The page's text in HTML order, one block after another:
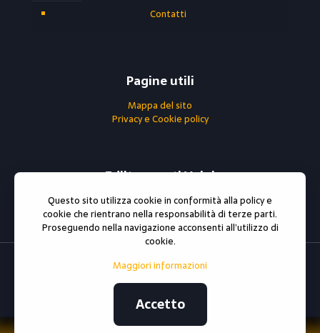
Contatti
Pagine utili
Mappa del sito
Privacy e Cookie policy
Ediltrasporti Volpi
0296790302
Partita iva : 06738810966
© 2021 All rights reservedediltrasportivolpi.it
posizionamento realizzato dall'Agenzia web Milano
Revolution Milano.
Privacy e cookie policy|Mappa del sito
Questo sito utilizza cookie in conformità alla policy e
cookie che rientrano nella responsabilità di terze parti.
Proseguendo nella navigazione acconsenti all’utilizzo di
cookie.
Maggiori informazioni
Accetto